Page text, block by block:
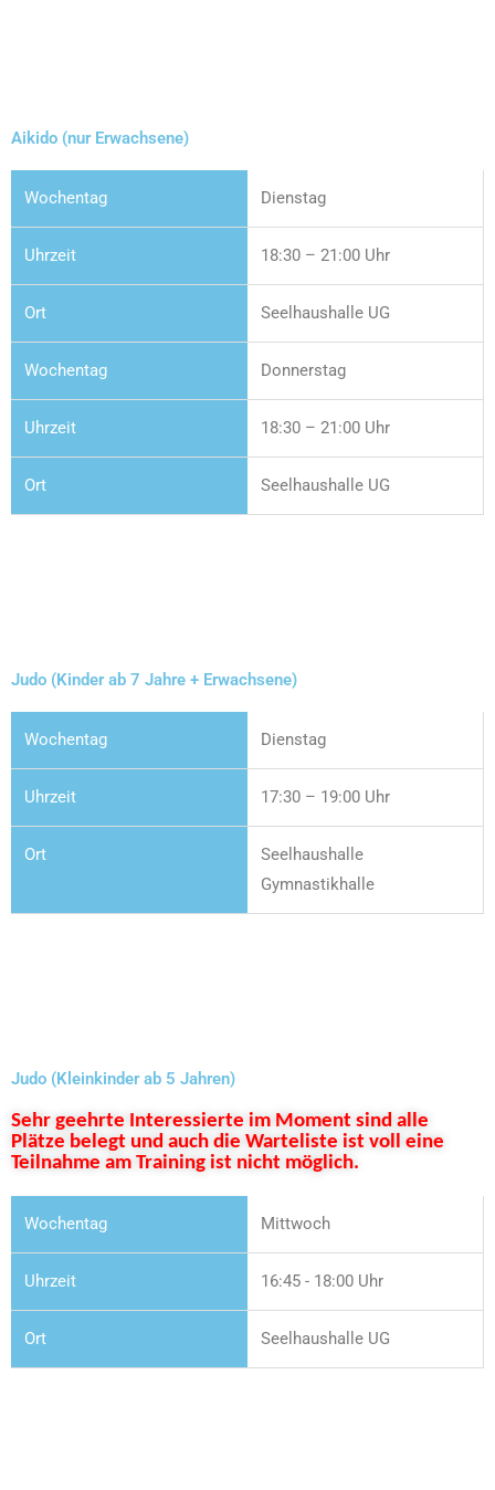
Aikido (nur Erwachsene)
Dienstag
18:30 – 21:00 Uhr
Seelhaushalle UG
Donnerstag
18:30 – 21:00 Uhr
Seelhaushalle UG
Judo (Kinder ab 7 Jahre + Erwachsene)
Dienstag
17:30 – 19:00 Uhr
Seelhaushalle
Gymnastikhalle​​
Judo (Kleinkinder ab 5 Jahren)
Sehr geehrte Interessierte im Moment sind alle
Plätze belegt und auch die Warteliste ist voll eine
Teilnahme am Training ist nicht möglich.
Mittwoch
16:45 - 18:00 Uhr
Seelhaushalle UG